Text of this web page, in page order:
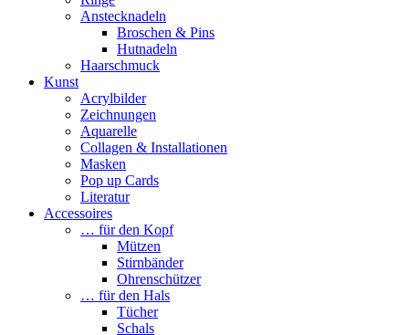
Anstecknadeln
Broschen & Pins
Hutnadeln
Haarschmuck
Kunst
Acrylbilder
Zeichnungen
Aquarelle
Collagen & Installationen
Masken
Pop up Cards
Literatur
Accessoires
… für den Kopf
Mützen
Stirnbänder
Ohrenschützer
… für den Hals
Tücher
Schals